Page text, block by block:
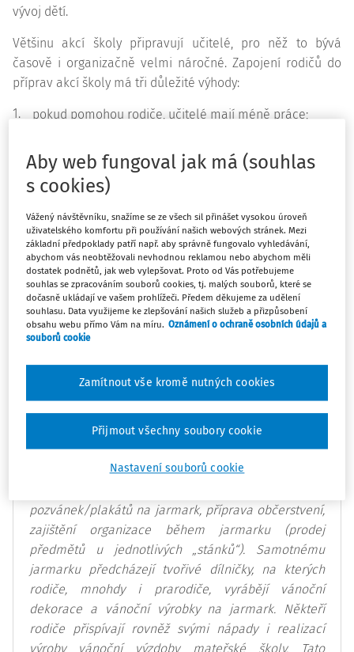
vývoj dětí.
Většinu akcí školy připravují učitelé, pro něž to bývá
časově i organizačně velmi náročné. Zapojení rodičů do
příprav akcí školy má tři důležité výhody:
1.
pokud pomohou rodiče, učitelé mají méně práce;
nejsou pak k práci učitelů tak kritičtí;
rodiče obohatí akci a její přípravu svými nápady a
podněty, a akce tak může být zajímavější a pestřejší.
Během spolupráce na přípravě a realizaci akce školy
se učitelé a rodiče učí od sebe navzájem, obohacují se
vzájemnou inspirací. Při oboustranných diskuzích a
rozhovorech velmi často vyplynou nové zajímavé
informace pramenící z různých profesí nebo zájmů
rodičů.
Příklad: Vánoční jarmark
Tradiční akcí mateřské školy se stal vánoční jarmark,
který probíhá ve spolupráci s rodiči. Dva až tři rodiče
odpovídají za splnění stěžejních úkolů – obstarání
materiálu na výrobu vánočních předmětů, zajištění
pozvánek/plakátů na jarmark, příprava občerstvení,
zajištění organizace během jarmarku (prodej
předmětů u jednotlivých „stánků“). Samotnému
jarmarku předcházejí tvořivé dílničky, na kterých
rodiče, mnohdy i prarodiče, vyrábějí vánoční
dekorace a vánoční výrobky na jarmark. Někteří
rodiče přispívají rovněž svými nápady i realizací
výroby vánoční výzdoby mateřské školy. Tato
Aby web fungoval jak má (souhlas
s cookies)
Vážený návštěvníku, snažíme se ze všech sil přinášet vysokou úroveň
uživatelského komfortu při používání našich webových stránek. Mezi
základní předpoklady patří např. aby správně fungovalo vyhledávání,
abychom vás neobtěžovali nevhodnou reklamou nebo abychom měli
dostatek podnětů, jak web vylepšovat. Proto od Vás potřebujeme
souhlas se zpracováním souborů cookies, tj. malých souborů, které se
dočasně ukládají ve vašem prohlížeči. Předem děkujeme za udělení
souhlasu. Data využijeme ke zlepšování našich služeb a přizpůsobení
obsahu webu přímo Vám na míru. Oznámení o ochraně osobních údajů a
souborů cookie
Nastavení souborů cookie
Zamítnout vše kromě nutných cookies
Přijmout všechny soubory cookie